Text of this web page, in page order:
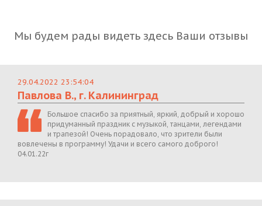
Мы будем рады видеть здесь Ваши отзывы
29.04.2022 23:54:04
Павлова В., г. Калининград
Большое спасибо за приятный, яркий, добрый и хорошо
придуманный праздник с музыкой, танцами, легендами
и трапезой! Очень порадовало, что зрители были
вовлечены в программу! Удачи и всего самого доброго!
04.01.22г